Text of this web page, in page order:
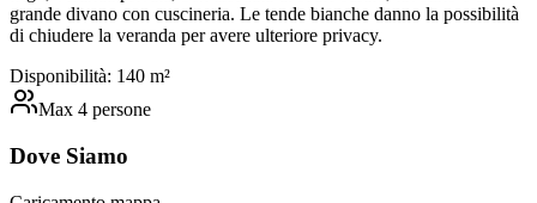
grande divano con cuscineria. Le tende bianche danno la possibilità
di chiudere la veranda per avere ulteriore privacy.
Disponibilità: 140 m²
Max 4 persone
Dove Siamo